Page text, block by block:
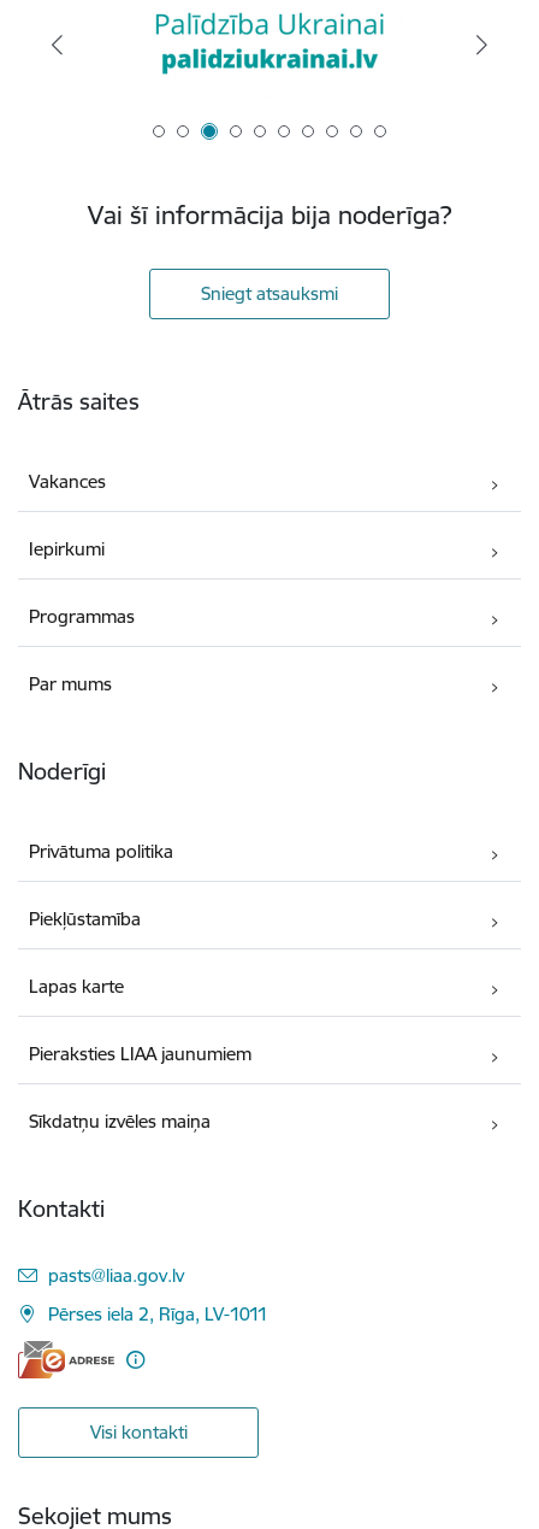
Vai šī informācija bija noderīga?
Sniegt atsauksmi
Ātrās saites
Vakances
Iepirkumi
Programmas
Par mums
Noderīgi
Privātuma politika
Piekļūstamība
Lapas karte
Pieraksties LIAA jaunumiem
Sīkdatņu izvēles maiņa
Kontakti
E-pasts:
pasts@liaa.gov.lv
Pērses iela 2, Rīga, LV-1011
Visi kontakti
Sekojiet mums